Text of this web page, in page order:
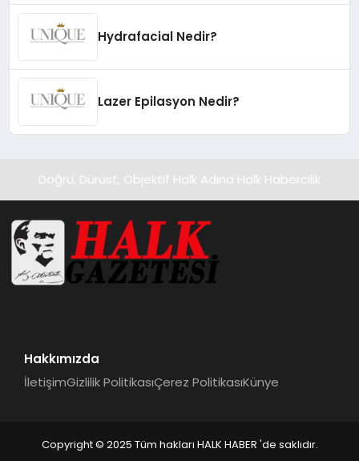
Hydrafacial Nedir?
Lazer Epilasyon Nedir?
Doğru, Dürüst, Objektif Halk Adına Halk Habercilik
Hakkımızda
İletişimGizlilik PolitikasıÇerez PolitikasıKünye
Copyright © 2025 Tüm hakları HALK HABER 'de saklıdır.